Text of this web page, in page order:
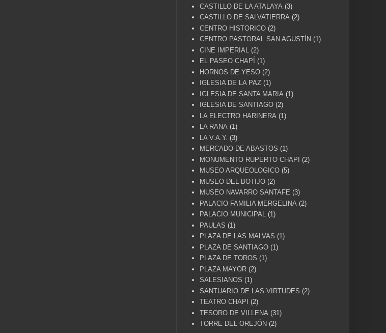
CASTILLO DE LA ATALAYA (3)
CASTILLO DE SALVATIERRA (2)
CENTRO HISTORICO (2)
CENTRO PASTORAL SAN AGUSTÍN (1)
CINE IMPERIAL
(2)
EL PASEO CHAPÍ
(1)
HORNOS DE YESO (2)
IGLESIA DE LA PAZ (1)
IGLESIA DE SANTA MARIA (1)
IGLESIA DE SANTIAGO (2)
LA ELECTRO HARINERA (1)
LA RANA (1)
LA V.A.Y. (3)
MERCADO DE ABASTOS (1)
MONUMENTO RUPERTO CHAPI
(2)
MUSEO ARQUEOLOGICO (5)
MUSEO DEL BOTIJO (2)
MUSEO NAVARRO SANTAFE (3)
PALACIO FAMILIA MERGELINA (2)
PALACIO MUNICIPAL (1)
PAULAS (1)
PLAZA DE LAS MALVAS (1)
PLAZA DE SANTIAGO (1)
PLAZA DE TOROS (1)
PLAZA MAYOR (2)
SALESIANOS (1)
SANTUARIO DE LAS VIRTUDES (2)
TEATRO CHAPI
(2)
TESORO DE VILLENA (31)
TORRE DEL OREJÓN (2)